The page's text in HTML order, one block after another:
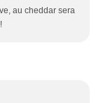
au cheddar sera